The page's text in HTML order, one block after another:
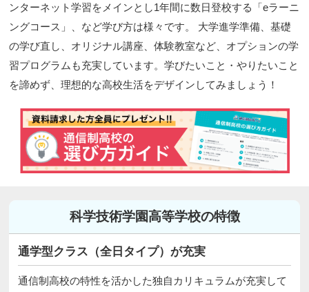
ンターネット学習をメインとし1年間に数日登校する「eラーニ
ングコース」、など学び方は様々です。 大学進学準備、基礎
の学び直し、オリジナル講座、体験教室など、オプションの学
習プログラムも充実しています。学びたいこと・やりたいこと
を諦めず、理想的な高校生活をデザインしてみましょう！
科学技術学園高等学校の特徴
通学型クラス（全日タイプ）が充実
通信制高校の特性を活かした独自カリキュラムが充実して